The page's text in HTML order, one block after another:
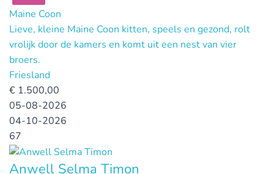
Maine Coon
Lieve, kleine Maine Coon kitten, speels en gezond, rolt
vrolijk door de kamers en komt uit een nest van vier
broers.
Friesland
€ 1.500,00
05-08-2026
04-10-2026
67
Anwell Selma Timon